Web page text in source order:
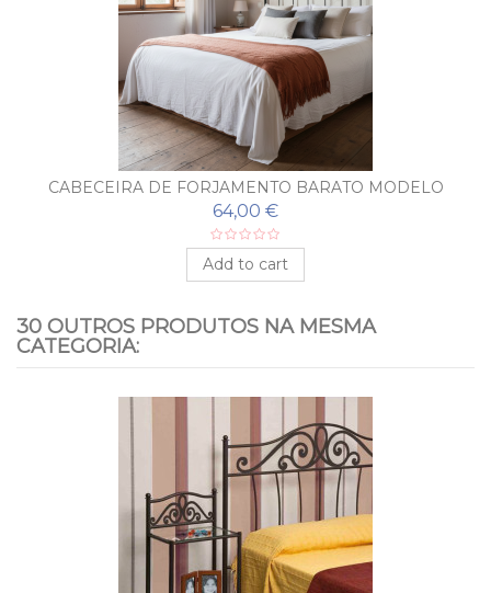
CABECEIRA DE FORJAMENTO BARATO MODELO
ALCOBA
64,00 €
Add to cart
30 OUTROS PRODUTOS NA MESMA
CATEGORIA: